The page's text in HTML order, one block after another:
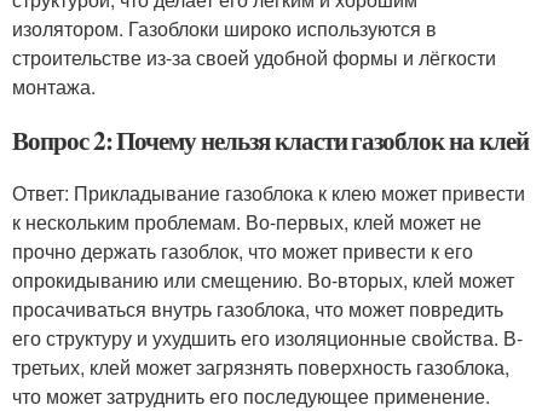
изолятором. Газоблоки широко используются в
строительстве из-за своей удобной формы и лёгкости
монтажа.
Вопрос 2: Почему нельзя класти газоблок на клей
Ответ: Прикладывание газоблока к клею может привести
к нескольким проблемам. Во-первых, клей может не
прочно держать газоблок, что может привести к его
опрокидыванию или смещению. Во-вторых, клей может
просачиваться внутрь газоблока, что может повредить
его структуру и ухудшить его изоляционные свойства. В-
третьих, клей может загрязнять поверхность газоблока,
что может затруднить его последующее применение.